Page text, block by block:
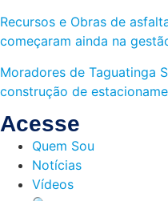
Recursos e Obras de
começaram ainda na
Moradores de Taguatinga
construção de
Acesse
Quem Sou
Notícias
Vídeos